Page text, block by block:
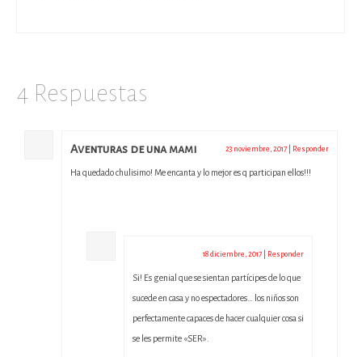
4 Respuestas
Aventuras de una mami 23 noviembre, 2017 Responder
Ha quedado chulisimo! Me encanta y lo mejor es q participan ellos!!!
18 diciembre, 2017 Responder
Si! Es genial que se sientan partícipes de lo que
sucede en casa y no espectadores… los niños son
perfectamente capaces de hacer cualquier cosa si
se les permite «SER».